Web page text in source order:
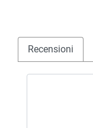
Recensioni